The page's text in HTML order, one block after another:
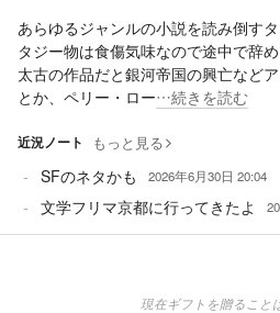
あらゆるジャンルの小説を読み倒す
タジー物は食傷気味なので途中で辞
太古の作品だと銀河帝国の興亡など
とか、ペリー・ロー…続きを読む
近況ノート もっと見る
SFのネタかも 2026年6月30日 20:04
文学フリマ京都に行ってきたよ
現在ギフトを贈ること